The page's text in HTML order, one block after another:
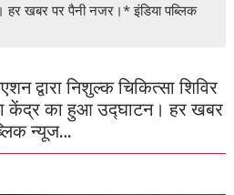
खबर पर पैनी नजर।* इंडिया पब्लिक
द्वारा निशुल्क चिकित्सा शिविर
केंद्र का हुआ उद्घाटन। हर खबर
न्यूज…